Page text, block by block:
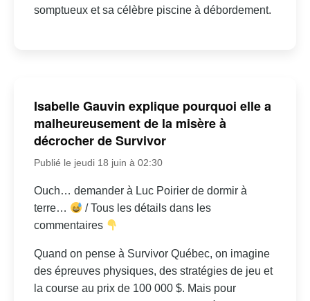
somptueux et sa célèbre piscine à débordement.
Isabelle Gauvin explique pourquoi elle a
malheureusement de la misère à
décrocher de Survivor
Publié le jeudi 18 juin à 02:30
Ouch… demander à Luc Poirier de dormir à
terre…
/ Tous les détails dans les
commentaires
Quand on pense à Survivor Québec, on imagine
des épreuves physiques, des stratégies de jeu et
la course au prix de 100 000 $. Mais pour